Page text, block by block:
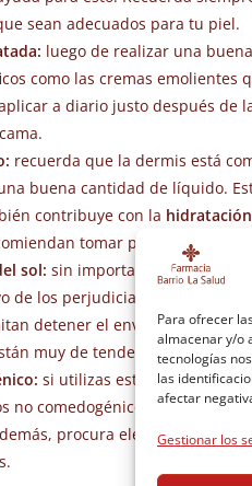
Para ofrecer
almacenar y/o
tecnologías
las
afectar
Gestionar los
sean adecuados para tu piel.
luego de realizar una
como las cremas
a diario justo después
recuerda que la dermis está
buena cantidad de líquido.
contribuye con la
tomar por lo menos 2
sol: sin importar cuál sea la
de los perjudiciales rayos UV y
detener el envejecimiento
muy de tendencia como
si utilizas este tipo de
no comedogénicos previenen
procura elegir un